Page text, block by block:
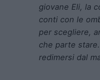
giovane Eli, la
conti con le
per scegliere,
che parte
redimersi dal